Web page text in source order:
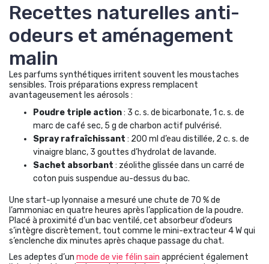
Recettes naturelles anti-
odeurs et aménagement
malin
Les parfums synthétiques irritent souvent les moustaches
sensibles. Trois préparations express remplacent
avantageusement les aérosols :
Poudre triple action: 3 c. s. de bicarbonate, 1 c. s. de
marc de café sec, 5 g de charbon actif pulvérisé.
Spray rafraîchissant : 200 ml d’eau distillée, 2 c. s. de
vinaigre blanc, 3 gouttes d’hydrolat de lavande.
Sachet absorbant : zéolithe glissée dans un carré de
coton puis suspendue au-dessus du bac.
Une start-up lyonnaise a mesuré une chute de 70 % de
l’ammoniac en quatre heures après l’application de la poudre.
Placé à proximité d’un bac ventilé, cet absorbeur d’odeurs
s’intègre discrètement, tout comme le mini-extracteur 4 W qui
s’enclenche dix minutes après chaque passage du chat.
Les adeptes d’un mode de vie félin sain apprécient également